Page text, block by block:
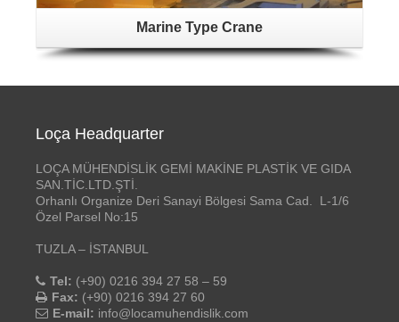
Marine Type Crane
Loça Headquarter
LOÇA MÜHENDİSLİK GEMİ MAKİNE PLASTİK VE GIDA
SAN.TİC.LTD.ŞTİ.
Orhanlı Organize Deri Sanayi Bölgesi Sama Cad. L-1/6
Özel Parsel No:15
TUZLA – İSTANBUL
Tel: (+90) 0216 394 27 58 – 59
Fax: (+90) 0216 394 27 60
E-mail: info@locamuhendislik.com